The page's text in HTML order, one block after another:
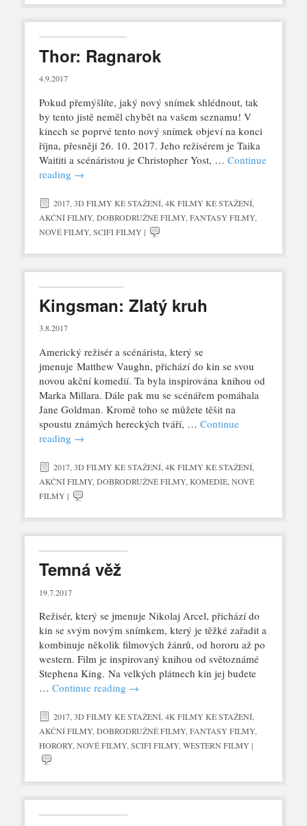
Thor: Ragnarok
4.9.2017
Pokud přemýšlíte, jaký nový snímek shlédnout, tak
by tento jistě neměl chybět na vašem seznamu! V
kinech se poprvé tento nový snímek objeví na konci
října, přesněji 26. 10. 2017. Jeho režisérem je Taika
Waititi a scénáristou je Christopher Yost, … Continue
reading →
2017, 3D FILMY KE STAŽENÍ, 4K FILMY KE STAŽENÍ,
AKČNÍ FILMY, DOBRODRUŽNÉ FILMY, FANTASY FILMY,
NOVÉ FILMY, SCIFI FILMY |
Kingsman: Zlatý kruh
3.8.2017
Americký režisér a scénárista, který se
jmenuje Matthew Vaughn, přichází do kin se svou
novou akční komedií. Ta byla inspirována knihou od
Marka Millara. Dále pak mu se scénářem pomáhala
Jane Goldman. Kromě toho se můžete těšit na
spoustu známých hereckých tváří, … Continue
reading →
2017, 3D FILMY KE STAŽENÍ, 4K FILMY KE STAŽENÍ,
AKČNÍ FILMY, DOBRODRUŽNÉ FILMY, KOMEDIE, NOVÉ
FILMY |
Temná věž
19.7.2017
Režisér, který se jmenuje Nikolaj Arcel, přichází do
kin se svým novým snímkem, který je těžké zařadit a
kombinuje několik filmových žánrů, od hororu až po
western. Film je inspirovaný knihou od světoznámé
Stephena King. Na velkých plátnech kin jej budete
… Continue reading →
2017, 3D FILMY KE STAŽENÍ, 4K FILMY KE STAŽENÍ,
AKČNÍ FILMY, DOBRODRUŽNÉ FILMY, FANTASY FILMY,
HORORY, NOVÉ FILMY, SCIFI FILMY, WESTERN FILMY |